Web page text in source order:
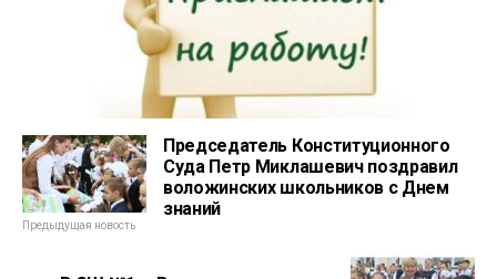
Председатель Конституционного
Суда Петр Миклашевич поздравил
воложинских школьников с Днем
знаний
Предыдущая новость